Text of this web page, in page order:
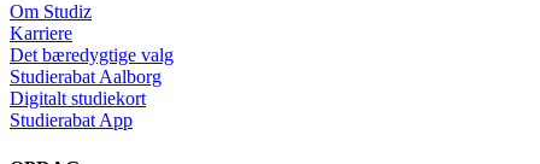
Om Studiz
Karriere
Det bæredygtige valg
Studierabat Aalborg
Digitalt studiekort
Studierabat App